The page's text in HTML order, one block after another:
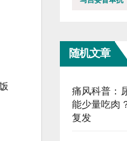
随机文章
痛风科普：
能少量吃肉
复发